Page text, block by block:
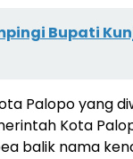
Bupati
Palopo yang
Kota
balik nama